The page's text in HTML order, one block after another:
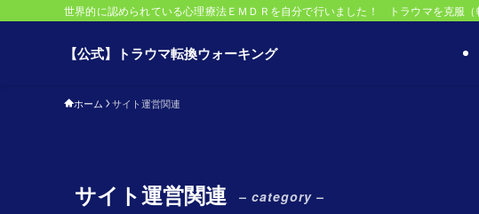
世界的に認められている心理療法ＥＭＤＲを自分で行いました！ トラウマを克服
【公式】トラウマ転換ウォーキング
ホーム サイト運営関連
サイト運営関連 – category –